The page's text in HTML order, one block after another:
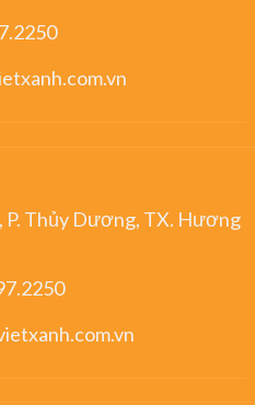
Thủy Dương, TX. Hương